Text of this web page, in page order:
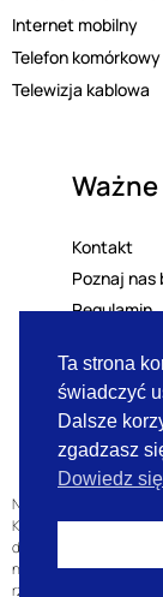
Internet mobilny
Telefon komórkowy
Telewizja kablowa
Kontakt
Poznaj nas
Regulamin
Lista
RODO
Niniejsza strona
Kodeksu Cywilnego
do zawarcia umowy w
niniejszej ulotce
rzeczywistych
Ta strona
świadczyć
Dalsze
zgadzasz
Dowiedz